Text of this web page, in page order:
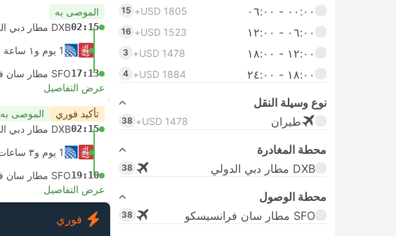
٠٠:٠٠ ‏- ٠٦:٠٠
USD 1805+
15
٠٦:٠٠ ‏- ١٢:٠٠ USD 1523+
16
١٢:٠٠ ‏- ١٨:٠٠ USD 1478+
3
١٨:٠٠ ‏-‏ ٢٤:٠٠ USD 1884+
4
نوع وسيلة النقل
طيران
USD 1478+
38
محطة المغادرة
DXB مطار دبي الدولي
38
محطة الوصول
SFO مطار سان فرانسيسكو
38
الموصى به
02:15DXB مطار دبي الدولي
17:13SFO مطار سان فرانسيسكو
عرض التفاصيل
تأكيد فوري الموصى به
02:15DXB مطار دبي الدولي
19:10SFO مطار سان فرانسيسكو
عرض التفاصيل
فوري